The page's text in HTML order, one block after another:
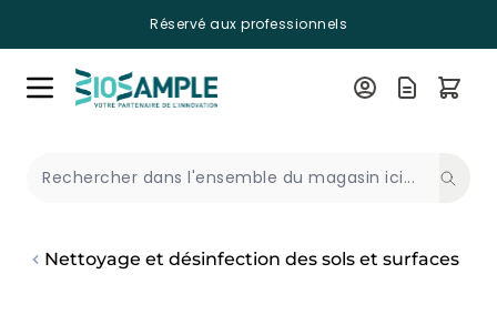
Réservé aux professionnels
Nettoyage et désinfection des sols et surfaces